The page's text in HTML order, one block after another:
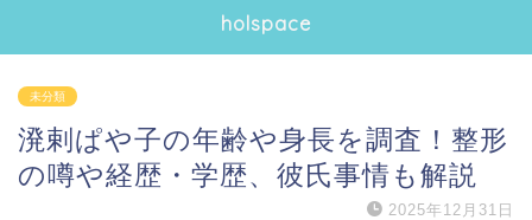
holspace
未分類
溌剌ぱや子の年齢や身長を調査！整形
の噂や経歴・学歴、彼氏事情も解説
2025年12月31日